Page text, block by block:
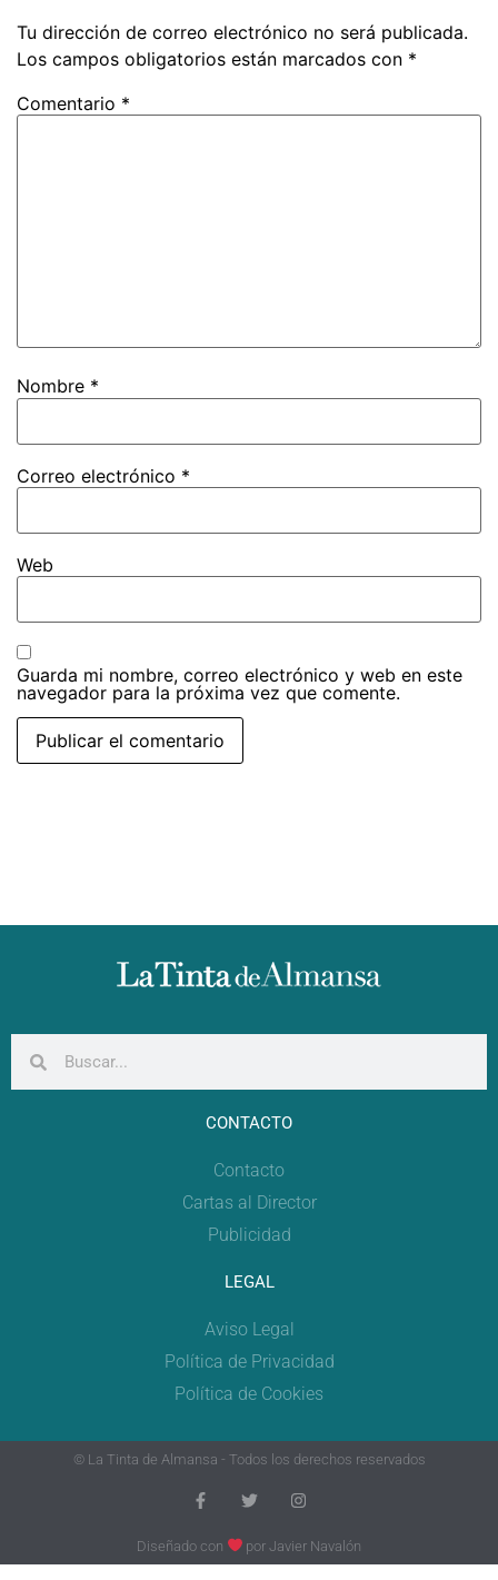
Tu dirección de correo electrónico no será publicada.
Los campos obligatorios están marcados con *
Comentario *
Nombre *
Correo electrónico *
Web
Guarda mi nombre, correo electrónico y web en este
navegador para la próxima vez que comente.
CONTACTO
Contacto
Cartas al Director
Publicidad
LEGAL
Aviso Legal
Política de Privacidad
Política de Cookies
© La Tinta de Almansa - Todos los derechos reservados
Diseñado con porJavier Navalón